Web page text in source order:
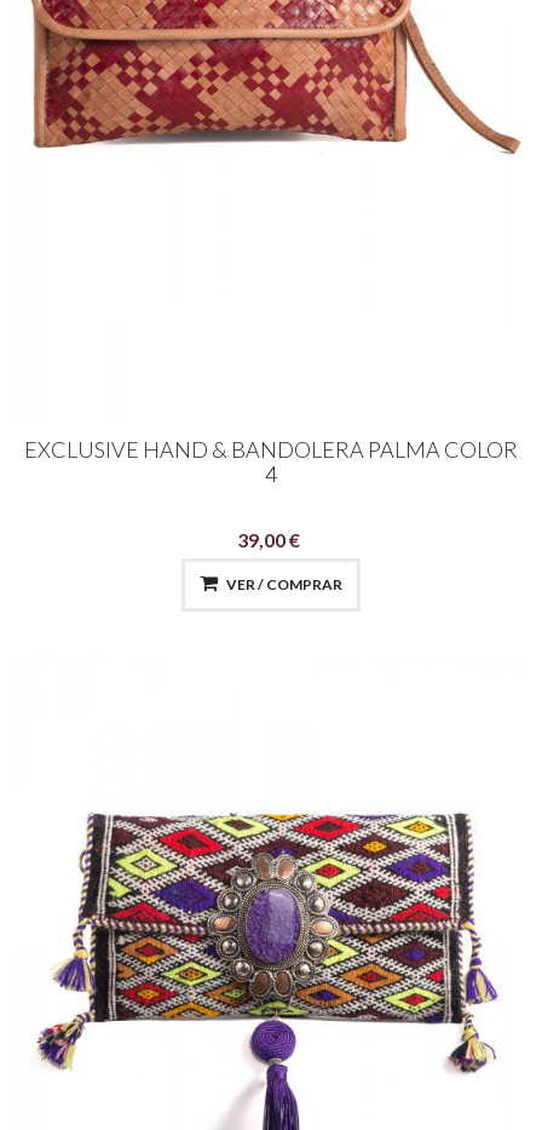
EXCLUSIVE HAND & BANDOLERA PALMA COLOR
4
39,00 €
VER / COMPRAR